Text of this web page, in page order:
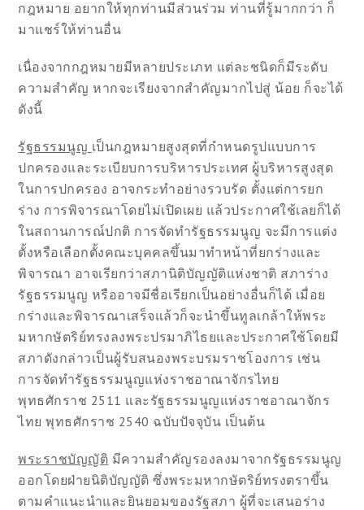
กฎหมาย อยากให้ทุกท่านมีส่วนร่วม ท่านที่รู้มากกว่า ก็
มาแชร์ให้ท่านอื่น
เนื่องจากกฎหมายมีหลายประเภท แต่ละชนิดก็มีระดับ
ความสำคัญ หากจะเรียงจากสำคัญมากไปสู่ น้อย ก็จะได้
ดังนี้
รัฐธรรมนูญ เป็นกฎหมายสูงสุดที่กำหนดรูปแบบการ
ปกครองและระเบียบการบริหารประเทศ ผู้บริหารสูงสุด
ในการปกครอง อาจกระทำอย่างรวบรัด ตั้งแต่การยก
ร่าง การพิจารณาโดยไม่เปิดเผย แล้วประกาศใช้เลยก็ได้
ในสถานการณ์ปกติ การจัดทำรัฐธรรมนูญ จะมีการแต่ง
ตั้งหรือเลือกตั้งคณะบุคคลขึ้นมาทำหน้าที่ยกร่างและ
พิจารณา อาจเรียกว่าสภานิติบัญญัติแห่งชาติ สภาร่าง
รัฐธรรมนูญ หรืออาจมีชื่อเรียกเป็นอย่างอื่นก็ได้ เมื่อย
กร่างและพิจารณาเสร็จแล้วก็จะนำขึ้นทูลเกล้าให้พระ
มหากษัตริย์ทรงลงพระปรมาภิไธยและประกาศใช้โดยมี
สภาดังกล่าวเป็นผู้รับสนองพระบรมราชโองการ เช่น
การจัดทำรัฐธรรมนูญแห่งราชอาณาจักรไทย
พุทธศักราช 2511 และรัฐธรรมนูญแห่งราชอาณาจักร
ไทย พุทธศักราช 2540 ฉบับปัจจุบัน เป็นต้น
พระราชบัญญัติ มีความสำคัญรองลงมาจากรัฐธรรมนูญ
ออกโดยฝ่ายนิติบัญญัติ ซึ่งพระมหากษัตริย์ทรงตราขึ้น
ตามคำแนะนำและยินยอมของรัฐสภา ผู้ที่จะเสนอร่าง